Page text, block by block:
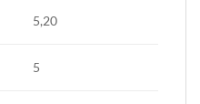
5,20
5